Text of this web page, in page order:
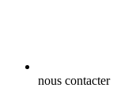
nous contacter